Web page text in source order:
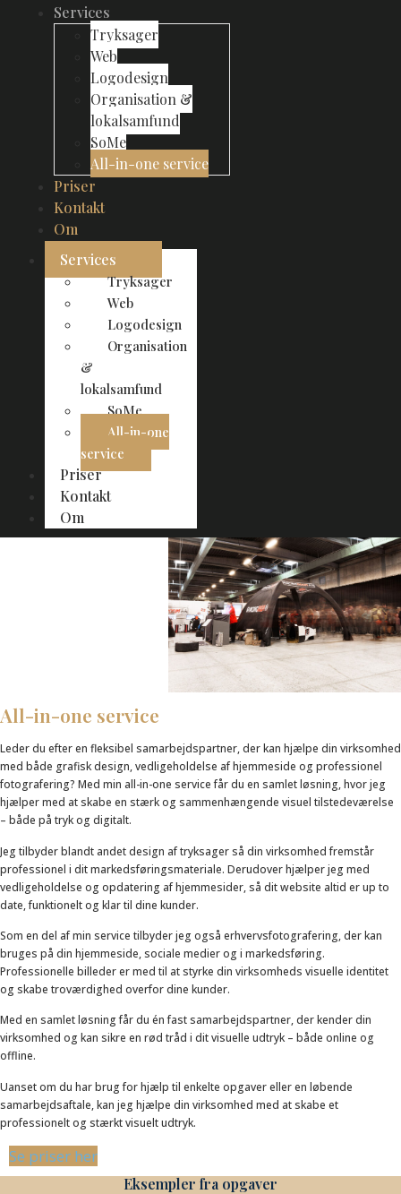
Services
Tryksager
Web
Logodesign
Organisation &
lokalsamfund
SoMe
All-in-one service
Priser
Kontakt
Om
Services
Tryksager
Web
Logodesign
Organisation
&
lokalsamfund
SoMe
All-in-one
service
Priser
Kontakt
Om
All-in-one service
Leder du efter en fleksibel samarbejdspartner, der kan hjælpe din virksomhed
med både grafisk design, vedligeholdelse af hjemmeside og professionel
fotografering? Med min all-in-one service får du en samlet løsning, hvor jeg
hjælper med at skabe en stærk og sammenhængende visuel tilstedeværelse
– både på tryk og digitalt.
Jeg tilbyder blandt andet design af tryksager så din virksomhed fremstår
professionel i dit markedsføringsmateriale. Derudover hjælper jeg med
vedligeholdelse og opdatering af hjemmesider, så dit website altid er up to
date, funktionelt og klar til dine kunder.
Som en del af min service tilbyder jeg også erhvervsfotografering, der kan
bruges på din hjemmeside, sociale medier og i markedsføring.
Professionelle billeder er med til at styrke din virksomheds visuelle identitet
og skabe troværdighed overfor dine kunder.
Med en samlet løsning får du én fast samarbejdspartner, der kender din
virksomhed og kan sikre en rød tråd i dit visuelle udtryk – både online og
offline.
Uanset om du har brug for hjælp til enkelte opgaver eller en løbende
samarbejdsaftale, kan jeg hjælpe din virksomhed med at skabe et
professionelt og stærkt visuelt udtryk.
Se priser her
Eksempler fra opgaver